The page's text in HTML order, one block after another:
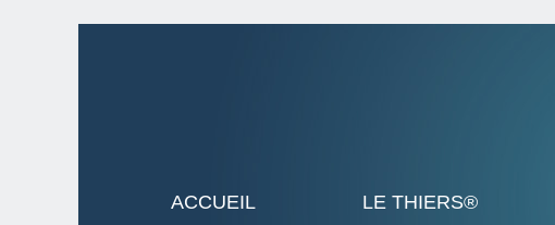
ACCUEIL LE THIERS®